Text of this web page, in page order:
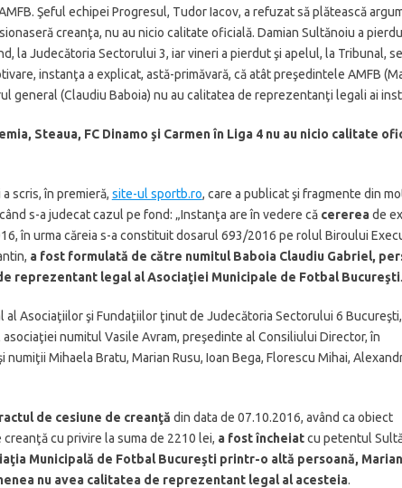
Şeful echipei Progresul, Tudor Iacov, a refuzat să plătească
creanţa, nu au nicio calitate oficială. Damian Sultănoiu a
la Judecătoria Sectorului 3, iar vineri a pierdut şi apelul, la Tribunal,
instanţa a explicat, astă-primăvară, că atât preşedintele AMFB
general (Claudiu Baboia) nu au calitatea de reprezentanţi legali ai
Steaua, FC Dinamo şi Carmen în Liga 4 nu au nicio calitate
scris, în premieră, site-ul sportb.ro, care a publicat şi fragmente din
s-a judecat cazul pe fond: „Instanţa are în vedere că cerereade
în urma căreia s-a constituit dosarul 693/2016 pe rolul Biroului
a fost formulată de către numitul Baboia Claudiu Gabriel,
reprezentant legal al Asociaţiei Municipale de Fotbal Bucureşti.
al Asociaţiilor şi Fundaţiilor ţinut de Judecătoria Sectorului 6
numitul Vasile Avram, preşedinte al Consiliului Director, în
numiţii Mihaela Bratu, Marian Rusu, Ioan Bega, Florescu Mihai,
de cesiune de creanţă din data de 07.10.2016, având ca obiect
cu privire la suma de 2210 lei, a fost încheiatcu petentul
ţia Municipală de Fotbal Bucureşti printr-o altă persoană, Marian
nu avea calitatea de reprezentant legal al acesteia.